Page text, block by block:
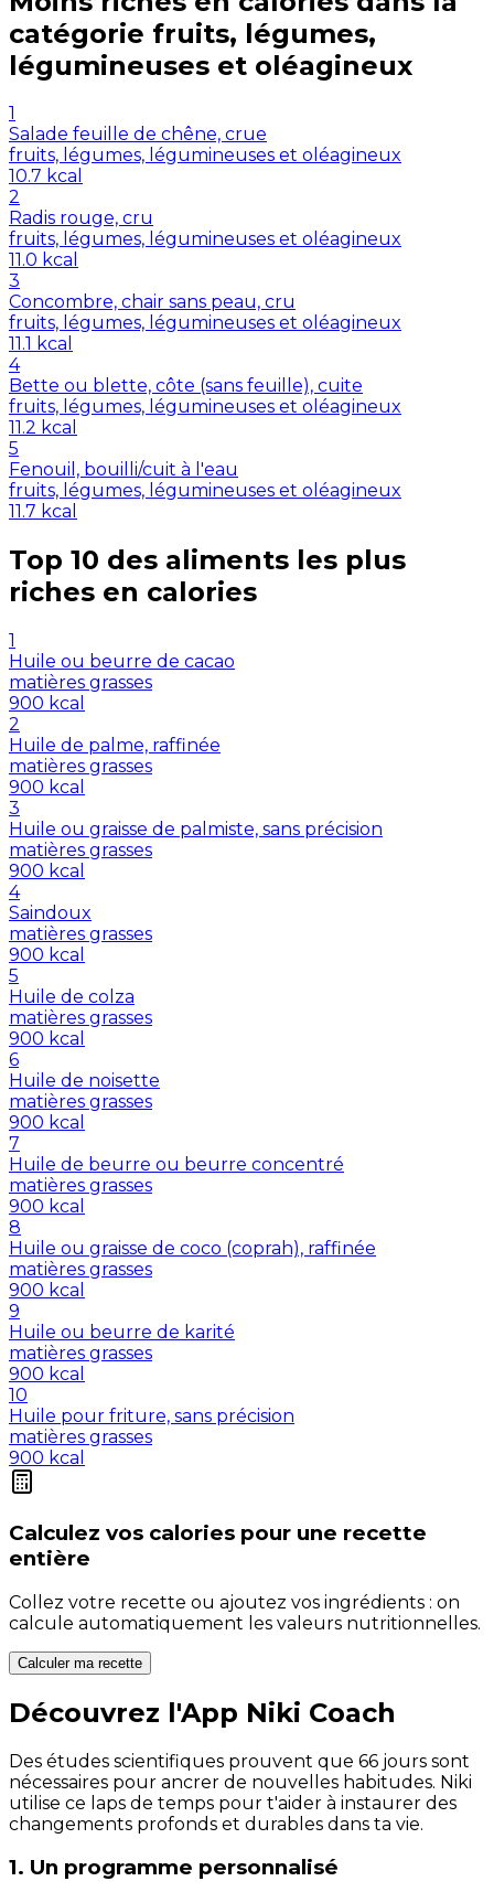
catégorie fruits, légumes,
légumineuses et oléagineux
1
Salade feuille de chêne, crue
fruits, légumes, légumineuses et oléagineux
10.7 kcal
2
Radis rouge, cru
fruits, légumes, légumineuses et oléagineux
11.0 kcal
3
Concombre, chair sans peau, cru
fruits, légumes, légumineuses et oléagineux
11.1 kcal
4
Bette ou blette, côte (sans feuille), cuite
fruits, légumes, légumineuses et oléagineux
11.2 kcal
5
Fenouil, bouilli/cuit à l'eau
fruits, légumes, légumineuses et oléagineux
11.7 kcal
Top 10 des aliments les plus
riches en calories
1
Huile ou beurre de cacao
matières grasses
900 kcal
2
Huile de palme, raffinée
matières grasses
900 kcal
3
Huile ou graisse de palmiste, sans précision
matières grasses
900 kcal
4
Saindoux
matières grasses
900 kcal
5
Huile de colza
matières grasses
900 kcal
6
Huile de noisette
matières grasses
900 kcal
7
Huile de beurre ou beurre concentré
matières grasses
900 kcal
8
Huile ou graisse de coco (coprah), raffinée
matières grasses
900 kcal
9
Huile ou beurre de karité
matières grasses
900 kcal
10
Huile pour friture, sans précision
matières grasses
900 kcal
Calculez vos calories pour une recette
entière
Collez votre recette ou ajoutez vos ingrédients : on
calcule automatiquement les valeurs nutritionnelles.
Calculer ma recette
Découvrez l'App Niki Coach
Des études scientifiques prouvent que 66 jours sont
nécessaires pour ancrer de nouvelles habitudes. Niki
utilise ce laps de temps pour t'aider à instaurer des
changements profonds et durables dans ta vie.
1. Un programme personnalisé